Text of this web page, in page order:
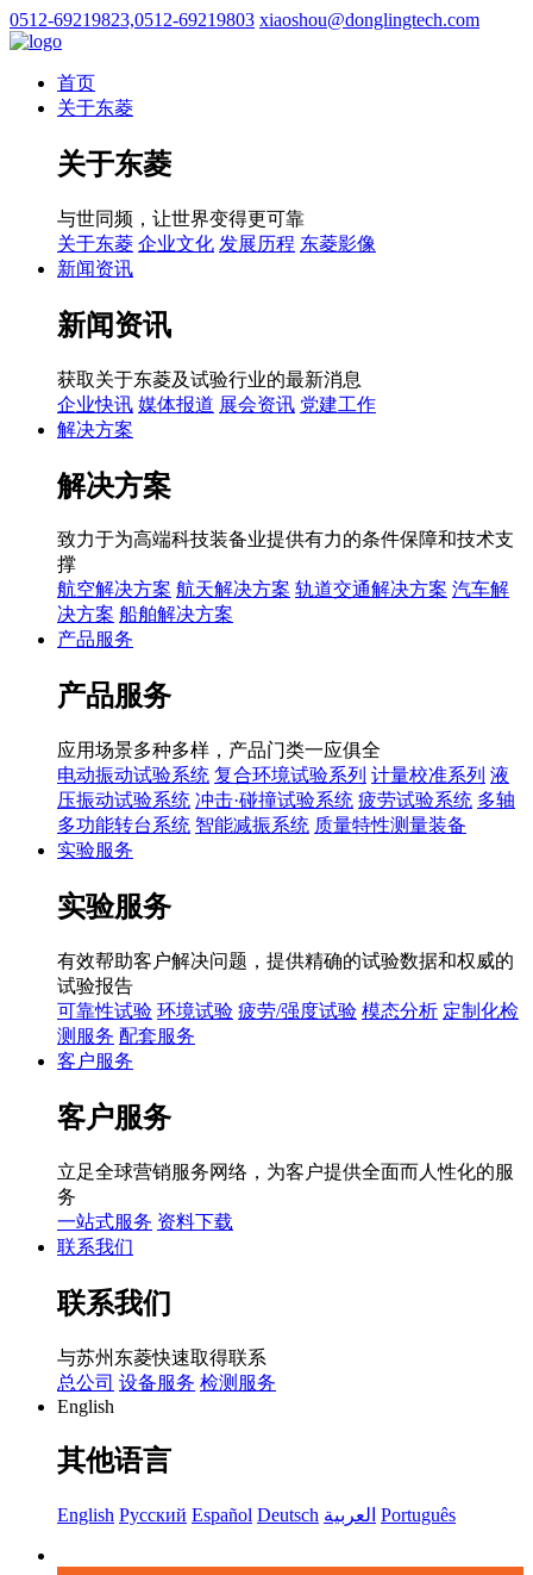
0512-69219823,0512-69219803 xiaoshou@donglingtech.com
首页
关于东菱
关于东菱
与世同频，让世界变得更可靠
关于东菱 企业文化 发展历程 东菱影像
新闻资讯
新闻资讯
获取关于东菱及试验行业的最新消息
企业快讯 媒体报道 展会资讯 党建工作
解决方案
解决方案
致力于为高端科技装备业提供有力的条件保障和技术支
撑
航空解决方案 航天解决方案 轨道交通解决方案 汽车解
决方案 船舶解决方案
产品服务
产品服务
应用场景多种多样，产品门类一应俱全
电动振动试验系统 复合环境试验系列 计量校准系列 液
压振动试验系统 冲击·碰撞试验系统 疲劳试验系统 多轴
多功能转台系统 智能减振系统 质量特性测量装备
实验服务
实验服务
有效帮助客户解决问题，提供精确的试验数据和权威的
试验报告
可靠性试验 环境试验 疲劳/强度试验 模态分析 定制化检
测服务 配套服务
客户服务
客户服务
立足全球营销服务网络，为客户提供全面而人性化的服
务
一站式服务 资料下载
联系我们
联系我们
与苏州东菱快速取得联系
总公司 设备服务 检测服务
English
其他语言
English Русский Español Deutsch العربية Português